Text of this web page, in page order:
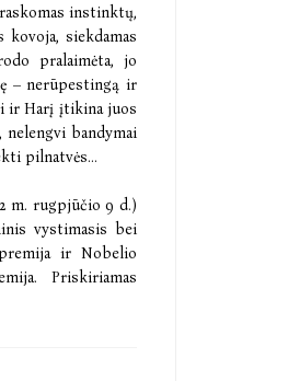
instinktų,
siekdamas
pralaimėta, jo
– nerūpestingą ir
ir Harį įtikina juos
bandymai
pilnatvės...
m. rugpjūčio 9 d.)
vystimasis bei
ir Nobelio
Priskiriamas